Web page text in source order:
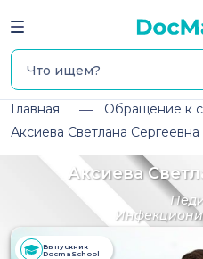
Главная
Обращение к
Аксиева Светлана Сергеевна
Аксиева
Выпускник
DocmaSchool